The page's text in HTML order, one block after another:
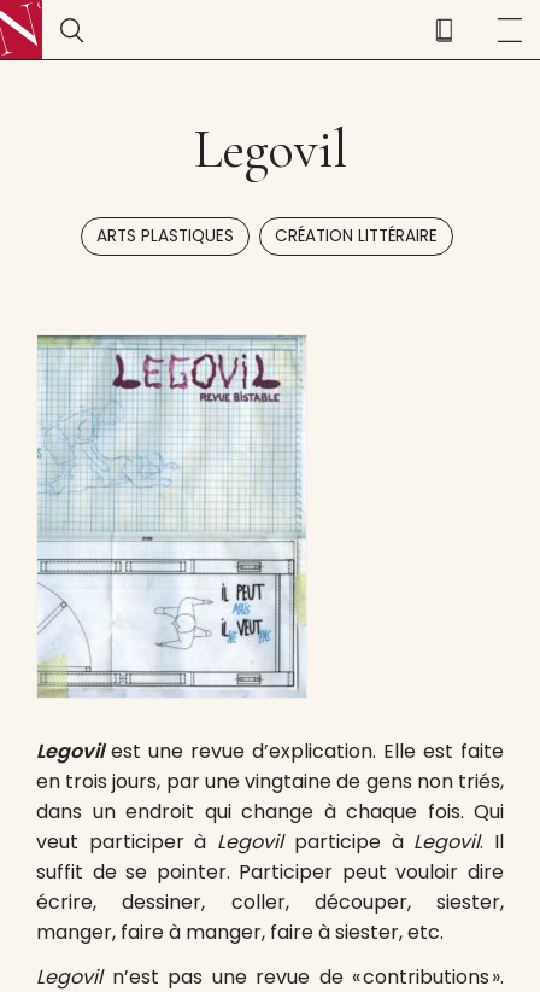
Legovil
ARTS PLASTIQUES CRÉATION LITTÉRAIRE
Legovilest une revue d’explication. Elle est faite
en trois jours, par une vingtaine de gens non triés,
dans un endroit qui change à chaque fois. Qui
veut participer à Legovilparticipe à Legovil. Il
suffit de se pointer. Par­ti­ci­per peut vou­loir dire
écrire, des­siner, col­ler, dé­cou­per, siester,
man­ger, faire à man­ger, faire à siester, etc.
Lego­viln’est pas une revue de « con­tri­bu­tions ».